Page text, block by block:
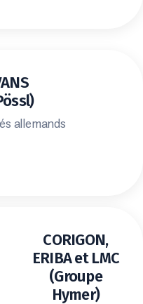
allemands
CORIGON,
ERIBA et LMC
(Groupe
Hymer)